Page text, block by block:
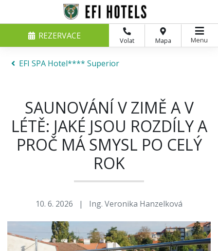
Volat Mapa
REZERVACE Menu
EFI SPA Hotel**** Superior
SAUNOVÁNÍ V ZIMĚ A V
LÉTĚ: JAKÉ JSOU ROZDÍLY A
PROČ MÁ SMYSL PO CELÝ
ROK
10. 6. 2026 | Ing. Veronika Hanzelková